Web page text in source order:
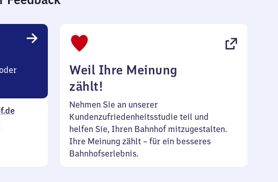
Weil Ihre Meinung
zählt!
Nehmen Sie an unserer
Kundenzufriedenheitsstudie teil und
helfen Sie, Ihren Bahnhof mitzugestalten.
Ihre Meinung zählt – für ein besseres
Bahnhofserlebnis.